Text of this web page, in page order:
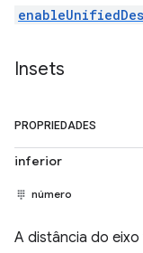
Insets
PROPRIEDADES
inferior
número
A distância do